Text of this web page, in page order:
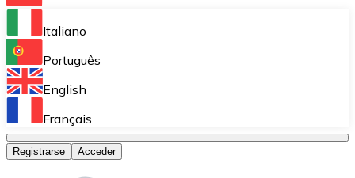
Bitnovo Ramp
Integra nuestra solución en tu plataforma.
Bitnovo Giftcards
Bitnovo OTC
Italiano
Português
English
Français
Registrarse Acceder